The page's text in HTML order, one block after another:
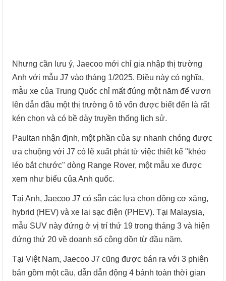
Nhưng cần lưu ý, Jaecoo mới chỉ gia nhập thị trường
Anh với mẫu J7 vào tháng 1/2025. Điều này có nghĩa,
mẫu xe của Trung Quốc chỉ mất đúng một năm để vươn
lên dẫn đầu một thị trường ô tô vốn được biết đến là rất
kén chọn và có bề dày truyền thống lịch sử.
Paultan nhận định, một phần của sự nhanh chóng được
ưa chuộng với J7 có lẽ xuất phát từ việc thiết kế "khéo
léo bắt chước" dòng Range Rover, một mẫu xe được
xem như biểu của Anh quốc.
Tại Anh, Jaecoo J7 có sẵn các lựa chọn động cơ xăng,
hybrid (HEV) và xe lai sạc điện (PHEV). Tại Malaysia,
mẫu SUV này đứng ở vị trí thứ 19 trong tháng 3 và hiện
đứng thứ 20 về doanh số cộng dồn từ đầu năm.
Tại Việt Nam, Jaecoo J7 cũng được bán ra với 3 phiên
bản gồm một cầu, dẫn dẫn động 4 bánh toàn thời gian